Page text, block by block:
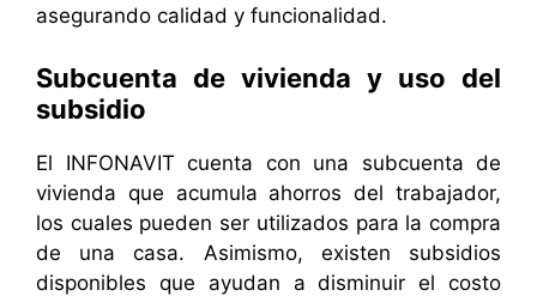
asegurando calidad y funcionalidad.
Subcuenta de vivienda y uso del
subsidio
El INFONAVIT cuenta con una subcuenta de
vivienda que acumula ahorros del trabajador,
los cuales pueden ser utilizados para la compra
de una casa. Asimismo, existen subsidios
disponibles que ayudan a disminuir el costo